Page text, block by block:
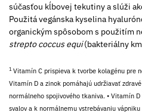
súčasťou kĺbovej tekutiny a slúži
Použitá vegánska kyselina
organickým spôsobom s použitím
strepto coccus equi(bakteriálny
1 Vitamín C prispieva k tvorbe kolagénu pre
Vitamín D a zinok pomáhajú udržiavať
normálneho spojivového tkaniva. • Vitamín
svalov a k normálnemu vstrebávaniu